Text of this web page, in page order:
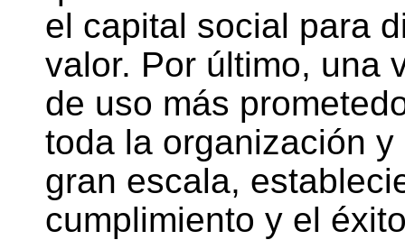
el capital social para
valor. Por último, una
de uso más
toda la organización
gran escala,
cumplimiento y el